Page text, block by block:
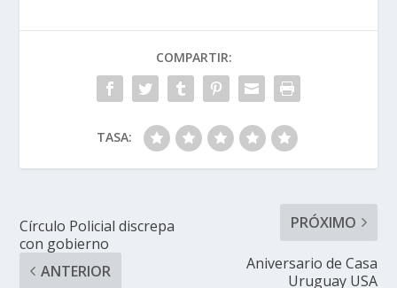
COMPARTIR:
TASA:
Círculo Policial discrepa
con gobierno
ANTERIOR
PRÓXIMO
Aniversario de Casa
Uruguay USA